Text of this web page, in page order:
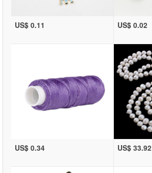
US$ 0.11 US$ 0.02
US$ 0.34 US$ 33.92